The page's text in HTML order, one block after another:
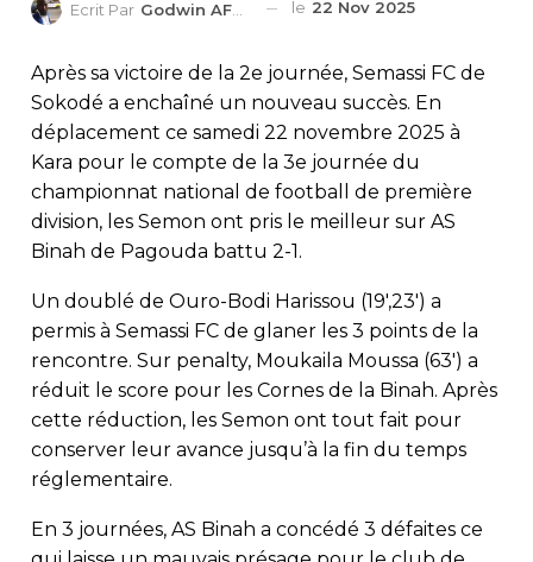
Ecrit Par Godwin AFEDO le 22 Nov 2025
Après sa victoire de la 2e journée, Semassi FC de
Sokodé a enchaîné un nouveau succès. En
déplacement ce samedi 22 novembre 2025 à
Kara pour le compte de la 3e journée du
championnat national de football de première
division, les Semon ont pris le meilleur sur AS
Binah de Pagouda battu 2-1.
Un doublé de Ouro-Bodi Harissou (19′,23′) a
permis à Semassi FC de glaner les 3 points de la
rencontre. Sur penalty, Moukaila Moussa (63′) a
réduit le score pour les Cornes de la Binah. Après
cette réduction, les Semon ont tout fait pour
conserver leur avance jusqu’à la fin du temps
réglementaire.
En 3 journées, AS Binah a concédé 3 défaites ce